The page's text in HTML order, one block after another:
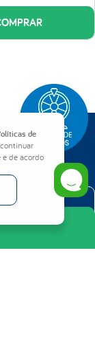
de
de acordo